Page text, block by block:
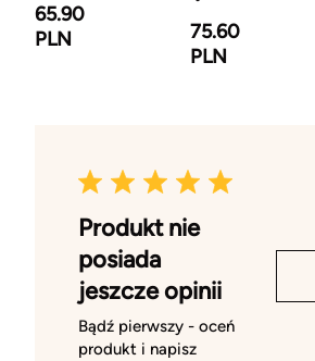
65.90
PLN
75.60
PLN
Produkt nie
posiada
jeszcze opinii
Bądź pierwszy - oceń
produkt i napisz